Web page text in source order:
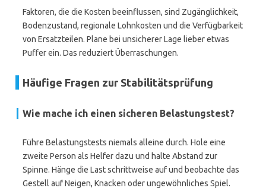
Faktoren, die die Kosten beeinflussen, sind Zugänglichkeit,
Bodenzustand, regionale Lohnkosten und die Verfügbarkeit
von Ersatzteilen. Plane bei unsicherer Lage lieber etwas
Puffer ein. Das reduziert Überraschungen.
Häufige Fragen zur Stabilitätsprüfung
Wie mache ich einen sicheren Belastungstest?
Führe Belastungstests niemals alleine durch. Hole eine
zweite Person als Helfer dazu und halte Abstand zur
Spinne. Hänge die Last schrittweise auf und beobachte das
Gestell auf Neigen, Knacken oder ungewöhnliches Spiel.